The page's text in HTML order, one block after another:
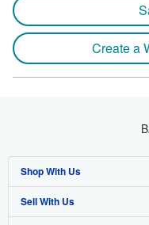
Create a
Shop With Us
Advanced Search
Sell With Us